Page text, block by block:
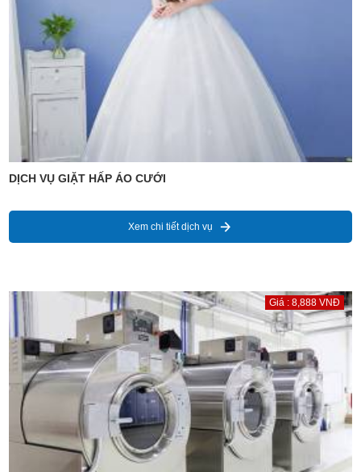
DỊCH VỤ GIẶT HẤP ÁO CƯỚI
Xem chi tiết dịch vụ
Giá : 8,888 VNĐ